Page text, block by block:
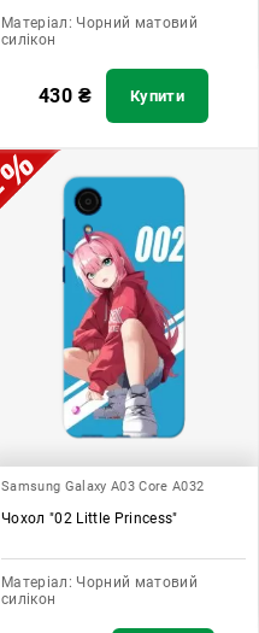
Матеріал: Чорний матовий
силікон
430 ₴ Купити
Samsung Galaxy A03 Core A032
Чохол "02 Little Princess"
Матеріал: Чорний матовий
силікон